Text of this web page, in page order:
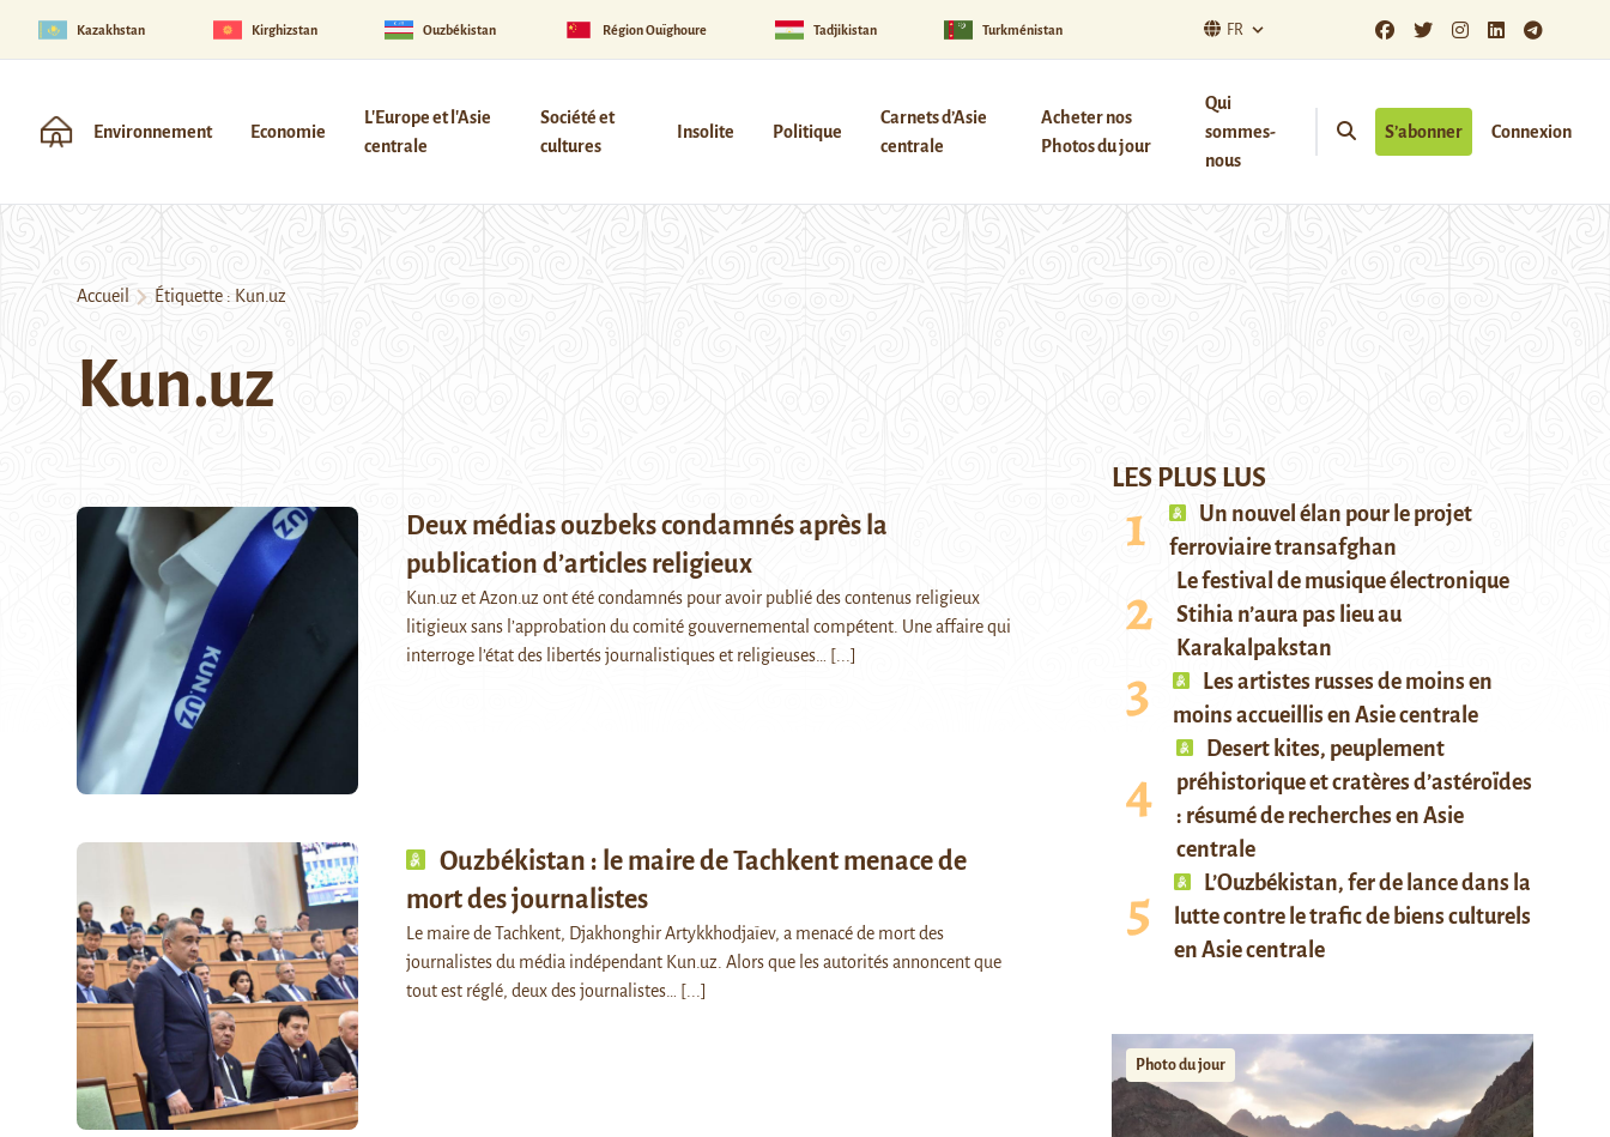
Kazakhstan Kirghizstan Ouzbékistan Région Ouïghoure Tadjikistan Turkménistan FR
Environnement Economie
L'Europe et l'Asie
centrale
Société et
cultures
Insolite Politique
Carnets d’Asie
centrale
Acheter nos
Photos du jour
Qui
sommes-
nous
S’abonner Connexion
Accueil Étiquette : Kun.uz
Kun.uz
Deux médias ouzbeks condamnés après la
publication d’articles religieux
Kun.uz et Azon.uz ont été condamnés pour avoir publié des contenus religieux
litigieux sans l’approbation du comité gouvernemental compétent. Une affaire qui
interroge l’état des libertés journalistiques et religieuses…
[...]
Ouzbékistan : le maire de Tachkent menace de
mort des journalistes
Le maire de Tachkent, Djakhonghir Artykkhodjaïev, a menacé de mort des
journalistes du média indépendant Kun.uz. Alors que les autorités annoncent que
tout est réglé, deux des journalistes…
[...]
LES PLUS LUS
Un nouvel élan pour le projet
ferroviaire transafghan
Le festival de musique électronique
Stihia n’aura pas lieu au
Karakalpakstan
Les artistes russes de moins en
moins accueillis en Asie centrale
Desert kites, peuplement
préhistorique et cratères d’astéroïdes
: résumé de recherches en Asie
centrale
L’Ouzbékistan, fer de lance dans la
lutte contre le trafic de biens culturels
en Asie centrale
Photo du jour